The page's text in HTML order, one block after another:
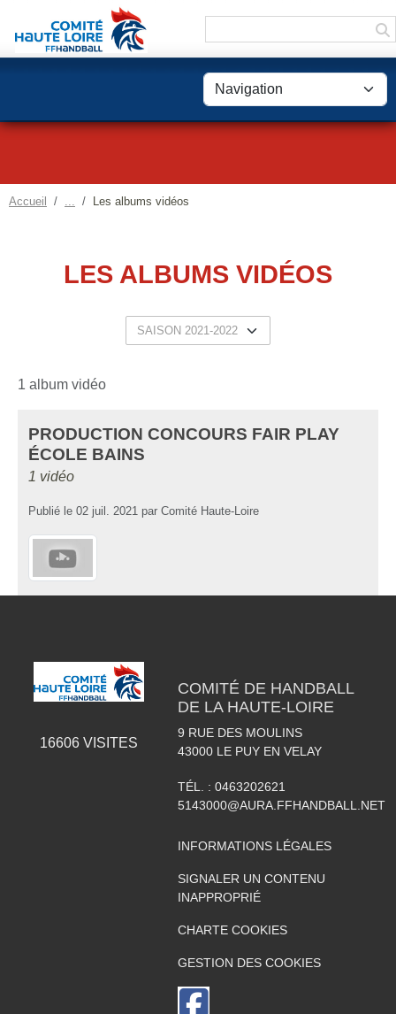
Accueil Les albums vidéos
LES ALBUMS VIDÉOS
1 album vidéo
PRODUCTION CONCOURS FAIR PLAY
ÉCOLE BAINS
1 vidéo
Publié le 02 juil. 2021 par Comité Haute-Loire
16606VISITES
COMITÉ DE HANDBALL
DE LA HAUTE-LOIRE
9 RUE DES MOULINS
43000 LE PUY EN VELAY
TÉL. : 0463202621
5143000@AURA.FFHANDBALL.NET
INFORMATIONS LÉGALES
SIGNALER UN CONTENU
INAPPROPRIÉ
CHARTE COOKIES
GESTION DES COOKIES
Panneau de gestion des cookies